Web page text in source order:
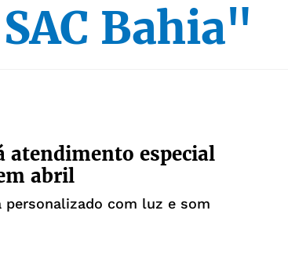
Bahia"
atendimento especial
abril
personalizado com luz e som